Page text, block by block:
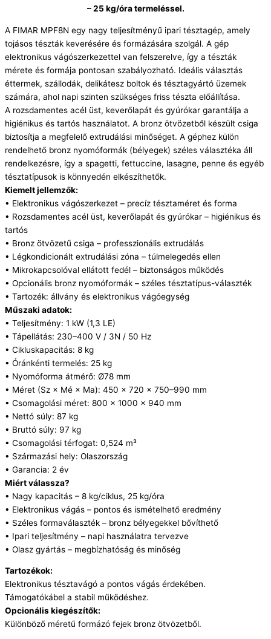
– 25 kg/óra termeléssel.
A FIMAR MPF8N egy nagy teljesítményű ipari tésztagép, amely
tojásos tészták keverésére és formázására szolgál. A gép
elektronikus vágószerkezettel van felszerelve, így a tészták
mérete és formája pontosan szabályozható. Ideális választás
éttermek, szállodák, delikátesz boltok és tésztagyártó üzemek
számára, ahol napi szinten szükséges friss tészta előállítása.
A rozsdamentes acél üst, keverőlapát és gyúrókar garantálja a
higiénikus és tartós használatot. A bronz ötvözetből készült csiga
biztosítja a megfelelő extrudálási minőséget. A géphez külön
rendelhető bronz nyomóformák (bélyegek) széles választéka áll
rendelkezésre, így a spagetti, fettuccine, lasagne, penne és egyéb
tésztatípusok is könnyedén elkészíthetők.
Kiemelt jellemzők:
• Elektronikus vágószerkezet – precíz tésztaméret és forma
• Rozsdamentes acél üst, keverőlapát és gyúrókar – higiénikus és
tartós
• Bronz ötvözetű csiga – professzionális extrudálás
• Légkondicionált extrudálási zóna – túlmelegedés ellen
• Mikrokapcsolóval ellátott fedél – biztonságos működés
• Opcionális bronz nyomóformák – széles tésztatípus-választék
• Tartozék: állvány és elektronikus vágóegység
Műszaki adatok:
• Teljesítmény: 1 kW (1,3 LE)
• Tápellátás: 230–400 V / 3N / 50 Hz
• Cikluskapacitás: 8 kg
• Óránkénti termelés: 25 kg
• Nyomóforma átmérő: Ø78 mm
• Méret (Sz × Mé × Ma): 450 × 720 × 750–990 mm
• Csomagolási méret: 800 × 1000 × 940 mm
• Nettó súly: 87 kg
• Bruttó súly: 97 kg
• Csomagolási térfogat: 0,524 m³
• Származási hely: Olaszország
• Garancia: 2 év
Miért válassza?
• Nagy kapacitás – 8 kg/ciklus, 25 kg/óra
• Elektronikus vágás – pontos és ismételhető eredmény
• Széles formaválaszték – bronz bélyegekkel bővíthető
• Ipari teljesítmény – napi használatra tervezve
• Olasz gyártás – megbízhatóság és minőség
Tartozékok:
Elektronikus tésztavágó a pontos vágás érdekében.
Támogatókábel a stabil működéshez.
Opcionális kiegészítők:
Különböző méretű formázó fejek bronz ötvözetből.